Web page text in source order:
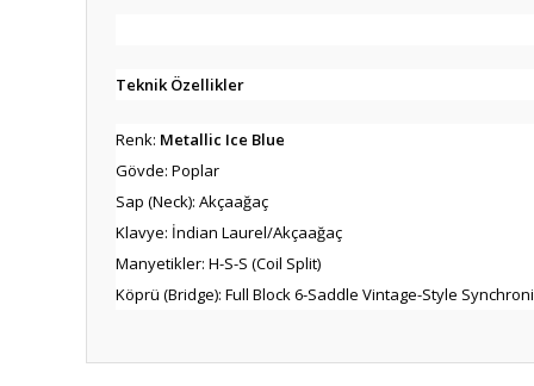
Teknik Özellikler
Renk: Metallic Ice Blue
Gövde: Poplar
Sap (Neck): Akçaağaç
Klavye: İndian Laurel/Akçaağaç
Manyetikler: H-S-S (Coil Split)
Köprü (Bridge): Full Block 6-Saddle Vintage-Style